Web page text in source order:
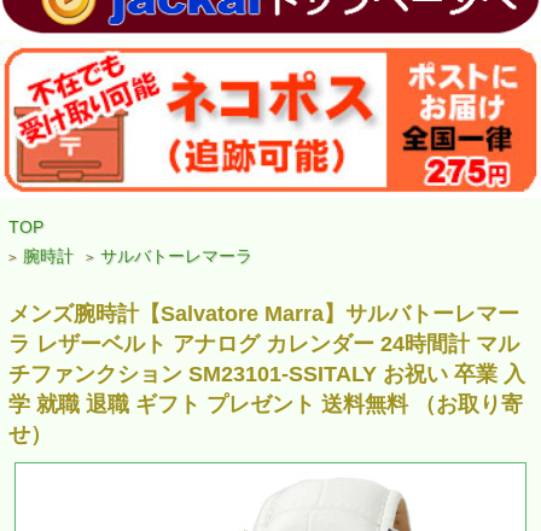
TOP
> 腕時計 > サルバトーレマーラ
メンズ腕時計【Salvatore Marra】サルバトーレマー
ラ レザーベルト アナログ カレンダー 24時間計 マル
チファンクション SM23101-SSITALY お祝い 卒業 入
学 就職 退職 ギフト プレゼント 送料無料 （お取り寄
せ）